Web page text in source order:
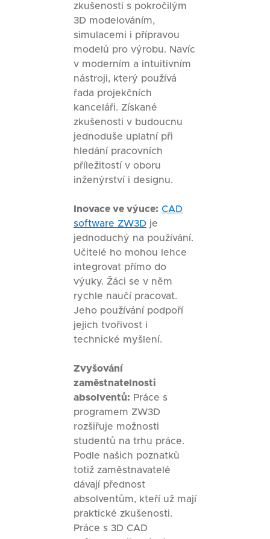
zkušenosti s pokročilým
3D modelováním,
simulacemi i přípravou
modelů pro výrobu. Navíc
v moderním a intuitivním
nástroji, který používá
řada projekčních
kanceláři. Získané
zkušenosti v budoucnu
jednoduše uplatní při
hledání pracovních
příležitostí v oboru
inženýrství i designu.
Inovace ve výuce: CAD
software ZW3D je
jednoduchý na používání.
Učitelé ho mohou lehce
integrovat přímo do
výuky. Žáci se v něm
rychle naučí pracovat.
Jeho používání podpoří
jejich tvořivost i
technické myšlení.
Zvyšování
zaměstnatelnosti
absolventů: Práce s
programem ZW3D
rozšiřuje možnosti
studentů na trhu práce.
Podle našich poznatků
totiž zaměstnavatelé
dávají přednost
absolventům, kteří už mají
praktické zkušenosti.
Práce s 3D CAD